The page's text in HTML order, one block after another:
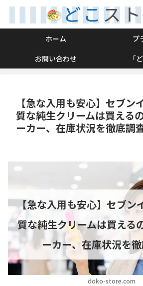
ホーム
プ
お問い合わせ
「
【急な入用も安心】セブン
質な純生クリームは買える
ーカー、在庫状況を徹底調
doko-store.com
【急な入用も安心】セブン
質な純生クリームは買える
ーカー、在庫状況を